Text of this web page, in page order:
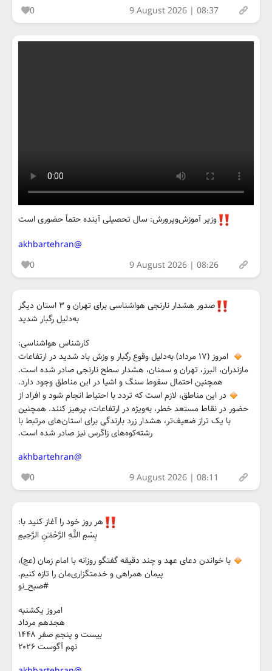
0
9 August 2026 | 08:37
وزیر آموزش‌وپرورش: سال تحصیلی آینده حتماً حضوری است
@akhbartehran
0
9 August 2026 | 08:26
صدور هشدار نارنجی هواشناسی برای تهران و ۳ استان دیگر
به‌دلیل رگبار شدید
کارشناس هواشناسی:
امروز (۱۷ مرداد) به‌دلیل وقوع رگبار و وزش باد شدید در ارتفاعات
مازندران، البرز، تهران و سمنان، هشدار سطح نارنجی صادر شده است.
همچنین احتمال سقوط سنگ و اشیا در این مناطق وجود دارد.
در این مناطق، لازم است که تردد با احتیاط انجام شود و افراد از
حضور در نقاط مستعد خطر، به‌ویژه در ارتفاعات، پرهیز کنند. همچنین
با یک تراز ضعیف‌تر، هشدار زرد بارندگی برای استان‌های مرتبط با
رشته‌کوه‌های زاگرس نیز صادر شده است.
@akhbartehran
0
9 August 2026 | 08:11
هر روز خود را آغاز کنید با:
بِسْمِ اللَّـهِ الرَّحْمَـٰنِ الرَّحِيمِ
با خواندن دعای عهد و چند دقیقه گفتگو روزانه با امام زمان (عج)،
پیمان همراهی و خدمتگزاری‌مان را تازه کنیم.
#صبح_نو
امروز یکشنبه
هجدهم مرداد
بیست و پنجم صفر ۱۴۴۸
نهم آگوست ۲۰۲۶